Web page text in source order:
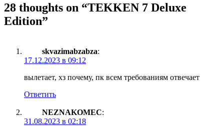
28 thoughts on “TEKKEN 7 Deluxe
Edition”
skvazimabzabza:
17.12.2023 в 09:12
вылетает, хз почему, пк всем требованиям отвечает
Ответить
NEZNAKOMEC:
31.08.2023 в 02:18